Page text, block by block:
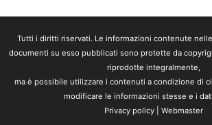
Tutti i diritti riservati. Le informazioni contenute
documenti su esso pubblicati sono protette da
riprodotte integralmente,
ma è possibile utilizzare i contenuti a condizione di
modificare le informazioni stesse e i
Privacy policy
Webmaster